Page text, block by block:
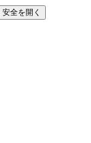
安全を開く